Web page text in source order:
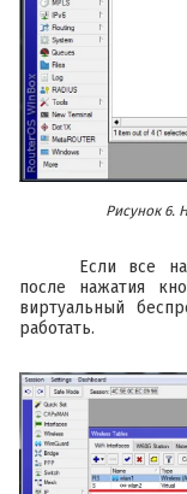
Рисунок 6.
Если все
после нажатия
виртуальный
работать.